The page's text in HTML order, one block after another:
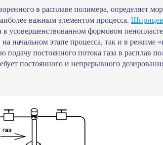
в расплаве полимера, определяет
важным элементом процесса.
в усовершенствованном формовом
начальном этапе процесса, так и в режиме
подачу постоянного потока газа в расплав
постоянного и непрерывного